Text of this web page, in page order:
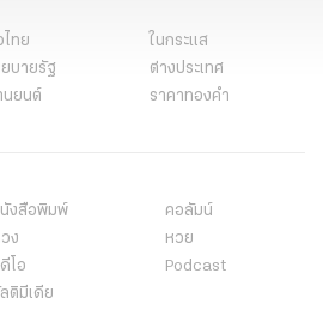
ไทย
ในกระแส
ยบายรัฐ
ต่างประเทศ
นยนต์
ราคาทองคำ
งสือพิมพ์
คอลัมน์
ง
หวย
โอ
Podcast
ติมีเดีย